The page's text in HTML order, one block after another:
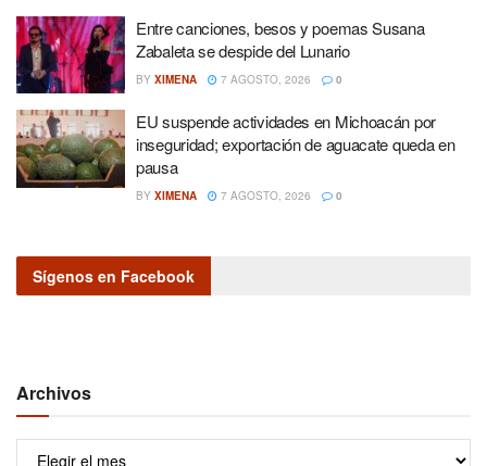
Entre canciones, besos y poemas Susana
Zabaleta se despide del Lunario
BY XIMENA 7 AGOSTO, 2026 0
EU suspende actividades en Michoacán por
inseguridad; exportación de aguacate queda en
pausa
BY XIMENA 7 AGOSTO, 2026 0
Sígenos en Facebook
Archivos
Archivos